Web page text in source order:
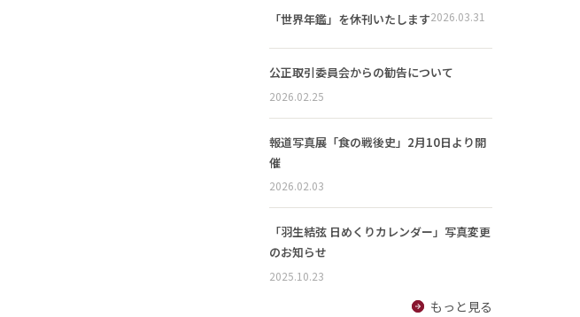
「世界年鑑」を休刊いたします2026.03.31
公正取引委員会からの勧告について
2026.02.25
報道写真展「食の戦後史」2月10日より開
催
2026.02.03
「羽生結弦 日めくりカレンダー」写真変更
のお知らせ
2025.10.23
もっと見る